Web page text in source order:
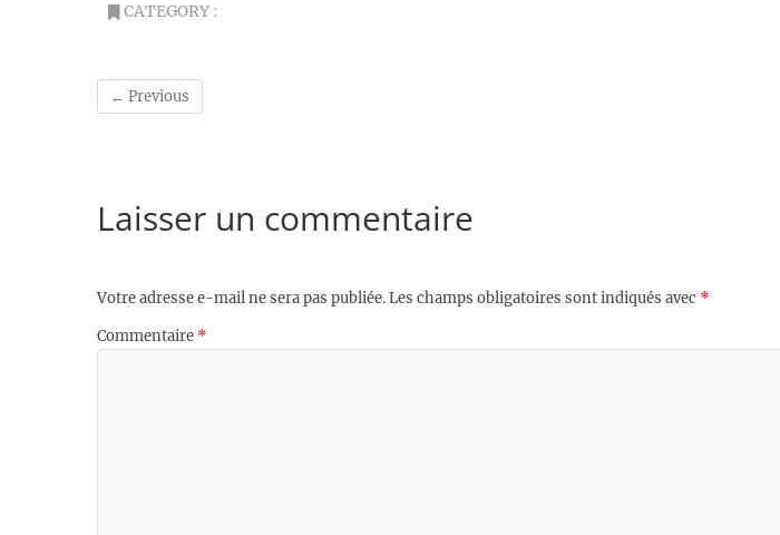
CATEGORY :
← Previous
Laisser un commentaire
Votre adresse e-mail ne sera pas publiée.Les champs obligatoires sont indiqués avec *
Commentaire *